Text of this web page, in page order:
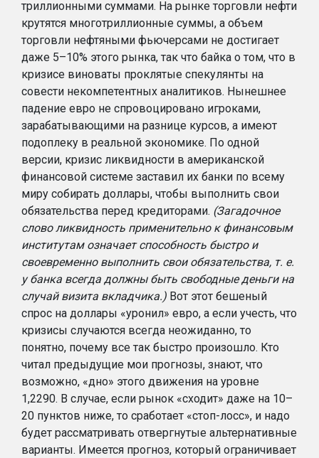
триллионными суммами. На рынке торговли нефти
крутятся многотриллионные суммы, а объем
торговли нефтяными фьючерсами не достигает
даже 5–10% этого рынка, так что байка о том, что в
кризисе виноваты проклятые спекулянты на
совести некомпетентных аналитиков. Нынешнее
падение евро не спровоцировано игроками,
зарабатывающими на разнице курсов, а имеют
подоплеку в реальной экономике. По одной
версии, кризис ликвидности в американской
финансовой системе заставил их банки по всему
миру собирать доллары, чтобы выполнить свои
обязательства перед кредиторами. (Загадочное
слово ликвидность применительно к финансовым
институтам означает способность быстро и
своевременно выполнить свои обязательства, т. е.
у банка всегда должны быть свободные деньги на
случай визита вкладчика.) Вот этот бешеный
спрос на доллары «уронил» евро, а если учесть, что
кризисы случаются всегда неожиданно, то
понятно, почему все так быстро произошло. Кто
читал предыдущие мои прогнозы, знают, что
возможно, «дно» этого движения на уровне
1,2290. В случае, если рынок «сходит» даже на 10–
20 пунктов ниже, то сработает «стоп-лосс», и надо
будет рассматривать отвергнутые альтернативные
варианты. Имеется прогноз, который ограничивает